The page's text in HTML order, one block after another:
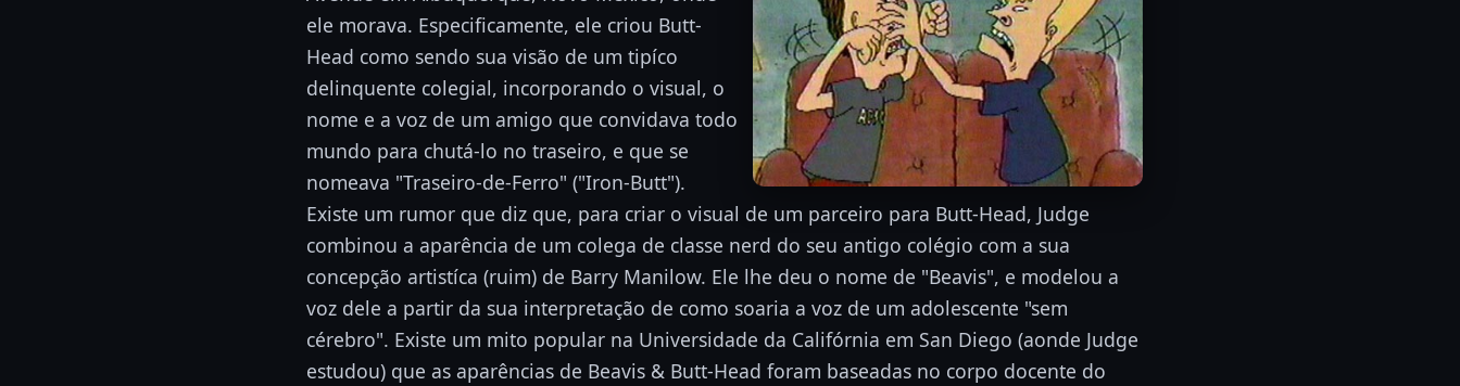
ele morava. Especificamente, ele criou Butt-
Head como sendo sua visão de um tipíco
delinquente colegial, incorporando o visual, o
nome e a voz de um amigo que convidava todo
mundo para chutá-lo no traseiro, e que se
nomeava "Traseiro-de-Ferro" ("Iron-Butt").
Existe um rumor que diz que, para criar o visual de um parceiro para Butt-Head, Judge
combinou a aparência de um colega de classe nerd do seu antigo colégio com a sua
concepção artistíca (ruim) de Barry Manilow. Ele lhe deu o nome de "Beavis", e modelou a
voz dele a partir da sua interpretação de como soaria a voz de um adolescente "sem
cérebro". Existe um mito popular na Universidade da Califórnia em San Diego (aonde Judge
estudou) que as aparências de Beavis & Butt-Head foram baseadas no corpo docente do